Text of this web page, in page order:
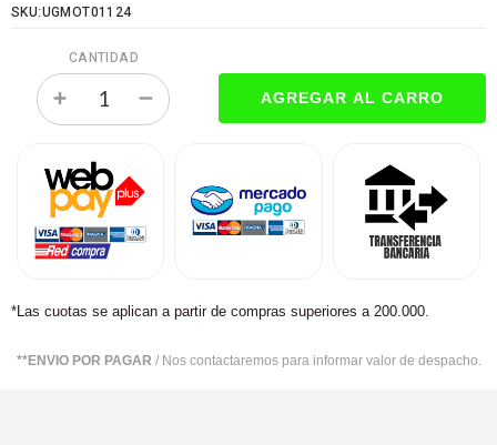
SKU:UGMOT01124
CANTIDAD
*Las cuotas se aplican a partir de compras superiores a 200.000.
**ENVIO POR PAGAR / Nos contactaremos para informar valor de despacho.